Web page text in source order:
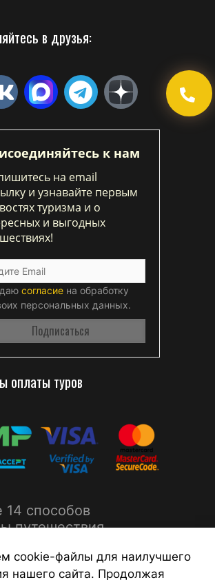
в друзья:
к нам
на email
и узнавайте первым
туризма и о
и выгодных
согласие на обработку
персональных данных.
оплаты туров
14 способов
путешествия
cookie-файлы для наилучшего
нашего сайта. Продолжая